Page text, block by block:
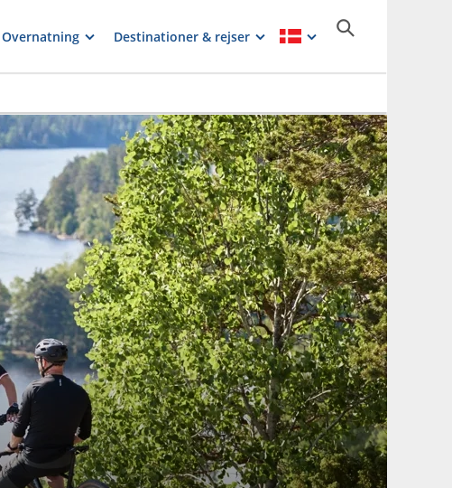
Overnatning Destinationer & rejser